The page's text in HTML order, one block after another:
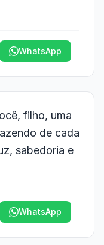
WhatsApp
filho, uma
de cada
sabedoria e
WhatsApp